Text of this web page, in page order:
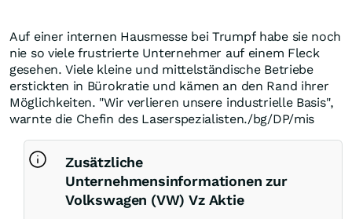
Auf einer internen Hausmesse bei Trumpf habe sie noch
nie so viele frustrierte Unternehmer auf einem Fleck
gesehen. Viele kleine und mittelständische Betriebe
erstickten in Bürokratie und kämen an den Rand ihrer
Möglichkeiten. "Wir verlieren unsere industrielle Basis",
warnte die Chefin des Laserspezialisten./bg/DP/mis
Zusätzliche
Unternehmensinformationen zur
Volkswagen (VW) Vz Aktie